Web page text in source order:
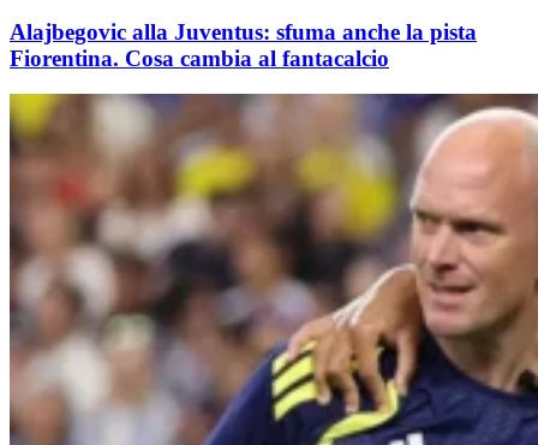
Alajbegovic alla Juventus: sfuma anche la pista
Fiorentina. Cosa cambia al fantacalcio